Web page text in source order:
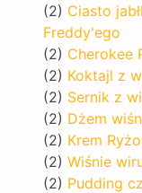
(2) Ciasto
Freddy'ego
(2) Cherokee
(2) Koktajl z
(2) Sernik z
(2) Dżem
(2) Krem
(2) Wiśnie
(2) Pudding